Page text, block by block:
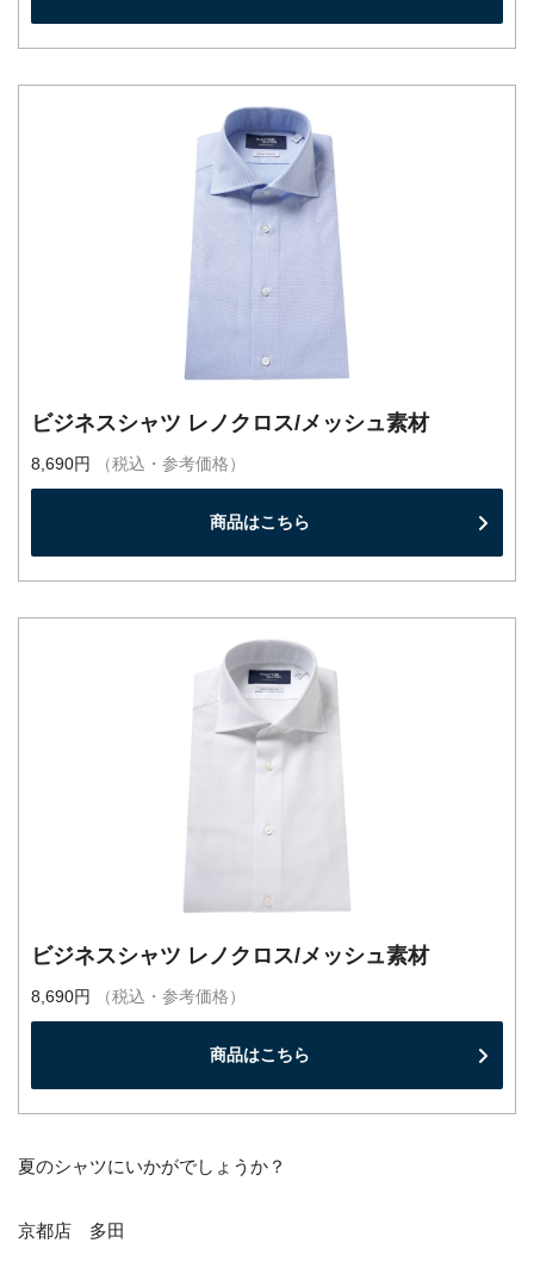
ビジネスシャツ レノクロス/メッシュ素材
8,690円 （税込・参考価格）
商品はこちら
ビジネスシャツ レノクロス/メッシュ素材
8,690円 （税込・参考価格）
商品はこちら
夏のシャツにいかがでしょうか？
京都店 多田